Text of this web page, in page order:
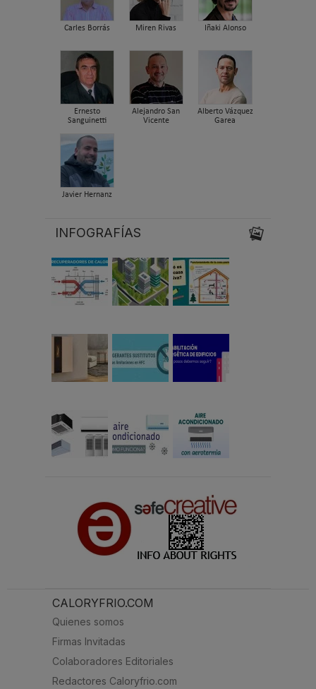
Carles Borrás Miren Rivas Iñaki Alonso
Ernesto
Sanguinetti
Alejandro San
Vicente
Alberto Vázquez
Garea
Javier Hernanz
INFOGRAFÍAS
CALORYFRIO.COM
Quienes somos
Firmas Invitadas
Colaboradores Editoriales
Redactores Caloryfrio.com